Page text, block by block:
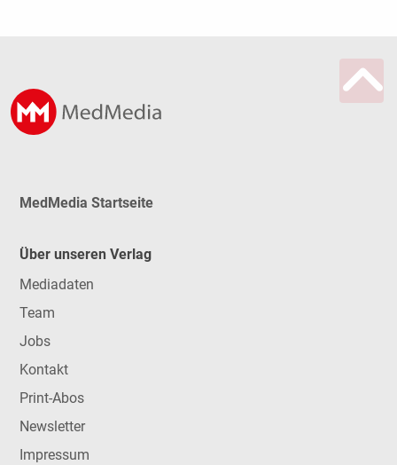
MedMedia Startseite
Über unseren Verlag
Mediadaten
Team
Jobs
Kontakt
Print-Abos
Newsletter
Impressum